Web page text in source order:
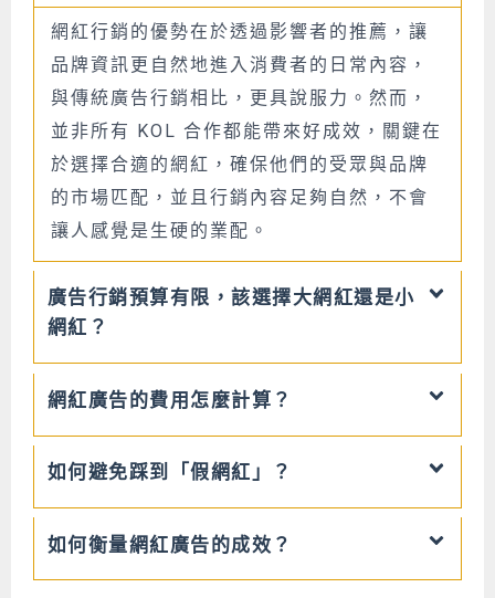
網紅行銷的優勢在於透過影響者的推薦，讓
品牌資訊更自然地進入消費者的日常內容，
與傳統廣告行銷相比，更具說服力。然而，
並非所有 KOL 合作都能帶來好成效，關鍵在
於選擇合適的網紅，確保他們的受眾與品牌
的市場匹配，並且行銷內容足夠自然，不會
讓人感覺是生硬的業配。
廣告行銷預算有限，該選擇大網紅還是小
網紅？
網紅廣告的費用怎麼計算？
如何避免踩到「假網紅」？
如何衡量網紅廣告的成效？